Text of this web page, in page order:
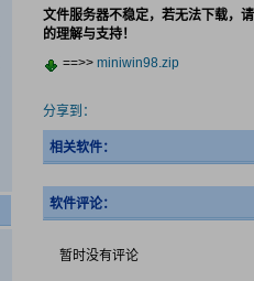
文件服务器不稳定，若无法下载，
的理解与支持！
==>> miniwin98.zip
分享到：
相关软件：
软件评论：
暂时没有评论